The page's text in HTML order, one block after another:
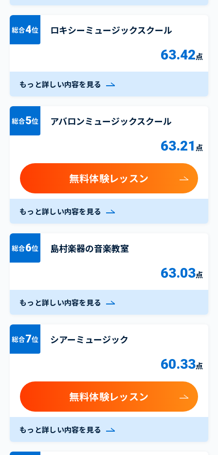
総合4位 ロキシーミュージックスクール
63.42点
もっと詳しい内容を見る
総合5位 アバロンミュージックスクール
63.21 点
無料体験レッスン
もっと詳しい内容を見る
総合6位 島村楽器の音楽教室
63.03点
もっと詳しい内容を見る
総合7位 シアーミュージック
60.33点
無料体験レッスン
もっと詳しい内容を見る